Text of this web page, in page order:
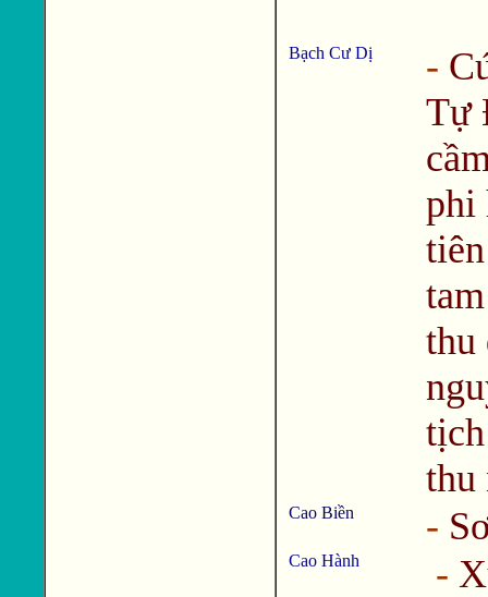
Bạch Cư Dị -
Tự
phi
thu
thu
Cao Biền -
Cao Hành -